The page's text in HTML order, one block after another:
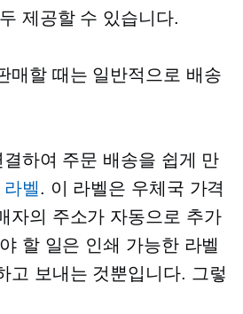
제공할 수 있습니다.
매할 때는 일반적으로 배송
하여 주문 배송을 쉽게 만
벨. 이 라벨은 우체국 가격
자의 주소가 자동으로 추가
할 일은 인쇄 가능한 라벨
고 보내는 것뿐입니다. 그렇